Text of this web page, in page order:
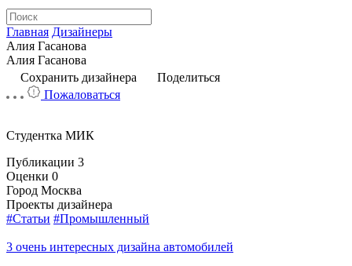
Главная Дизайнеры
Алия Гасанова
Алия Гасанова
Сохранить дизайнера
Поделиться
Пожаловаться
Студентка МИК
Публикации 3
Оценки 0
Город Москва
Проекты дизайнера
#Статьи #Промышленный
3 очень интересных дизайна автомобилей